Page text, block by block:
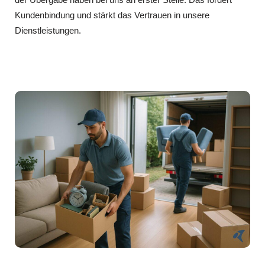
Kundenbindung und stärkt das Vertrauen in unsere
Dienstleistungen.